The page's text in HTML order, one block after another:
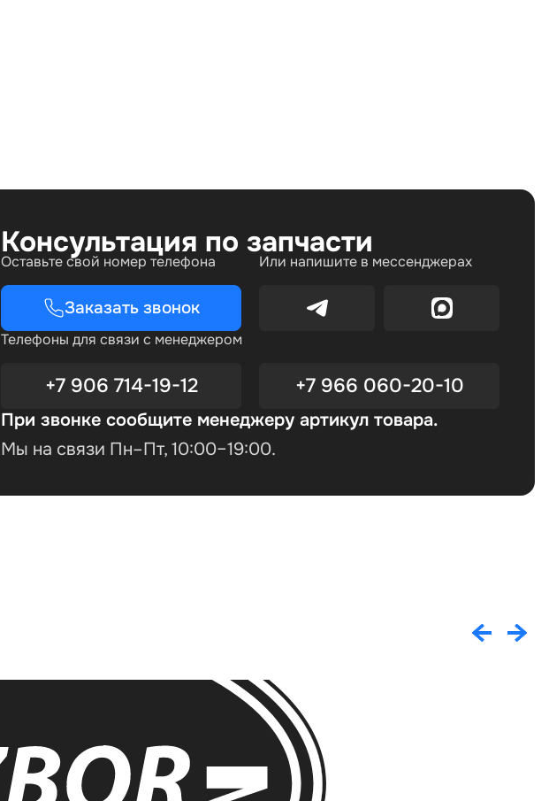
Консультация по запчасти
Оставьте свой номер телефона
Заказать звонок
Или напишите в мессенджерах
Телефоны для связи с менеджером
+7 906 714-19-12 +7 966 060-20-10
При звонке сообщите менеджеру артикул товара.
Мы на связи Пн–Пт, 10:00–19:00.